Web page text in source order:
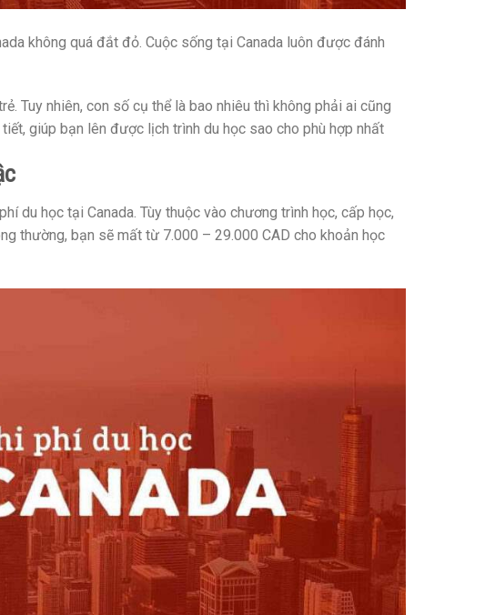
không quá đắt đỏ. Cuộc sống tại Canada luôn được đánh
Tuy nhiên, con số cụ thể là bao nhiêu thì không phải ai cũng
giúp bạn lên được lịch trình du học sao cho phù hợp nhất
du học tại Canada. Tùy thuộc vào chương trình học, cấp học,
thường, bạn sẽ mất từ 7.000 – 29.000 CAD cho khoản học